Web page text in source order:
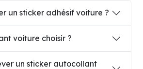
un sticker adhésif voiture ?
voiture choisir ?
un sticker autocollant